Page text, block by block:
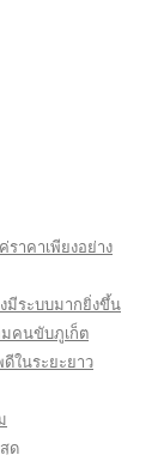
าคาเพียงอย่าง
มีระบบมากยิ่งขึ้น
คนขับภูเก็ต
ในระยะยาว
ด